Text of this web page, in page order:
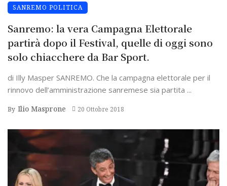
SANREMO POLITICA
Sanremo: la vera Campagna Elettorale
partirà dopo il Festival, quelle di oggi sono
solo chiacchere da Bar Sport.
di Illy Masper SANREMO. Che la campagna elettorale per il
rinnovo dell’amministrazione sanremese sia partita ...
By Ilio Masprone 20 Ottobre 2018